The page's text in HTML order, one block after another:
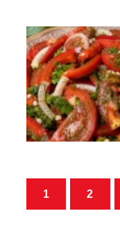
1 2